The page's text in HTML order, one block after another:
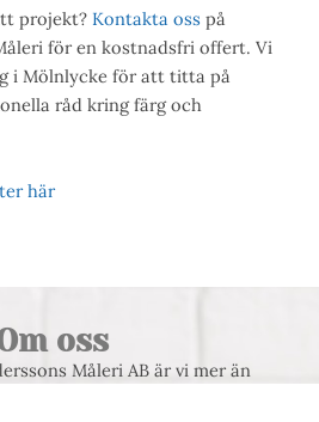
projekt?Kontakta oss på
för en kostnadsfri offert. Vi
i Mölnlycke för att titta på
råd kring färg och
här
oss
Måleri AB är vi mer än